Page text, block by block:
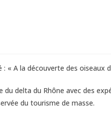
« A la découverte des
delta du Rhône avec des
du tourisme de masse.